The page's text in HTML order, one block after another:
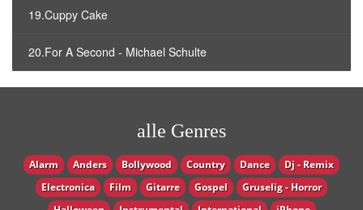
19.Cuppy Cake
20.For A Second - Michael Schulte
alle Genres
Alarm Anders Bollywood Country Dance
Dj - Remix
Electronica
Film Gitarre Gospel
Gruselig - Horror